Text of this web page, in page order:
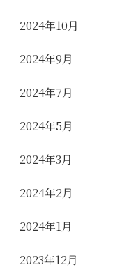
2024年10月
2024年9月
2024年7月
2024年5月
2024年3月
2024年2月
2024年1月
2023年12月